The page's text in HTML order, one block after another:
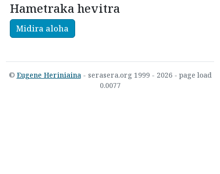
Hametraka hevitra
Midira aloha
© Eugene Heriniaina- serasera.org 1999 - 2026 - page load
0.0077